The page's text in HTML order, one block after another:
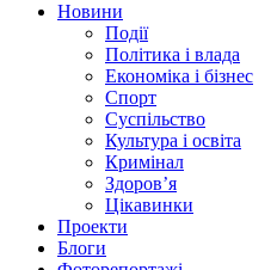
Новини
Події
Політика і влада
Економіка і бізнес
Спорт
Суспільство
Культура і освіта
Кримінал
Здоров’я
Цікавинки
Проекти
Блоги